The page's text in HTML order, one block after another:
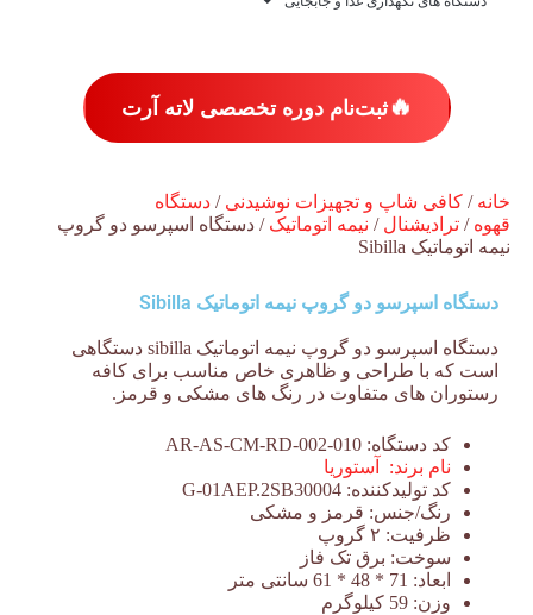
🔥ثبت‌نام دوره تخصصی لاته آرت
خانه / کافی شاپ و تجهیزات نوشیدنی / دستگاه
قهوه / ترادیشنال / نیمه اتوماتیک / دستگاه اسپرسو دو گروپ
نیمه اتوماتیک Sibilla
دستگاه اسپرسو دو گروپ نیمه اتوماتیک Sibilla
دستگاه اسپرسو دو گروپ نیمه اتوماتیک sibilla دستگاهی
است که با طراحی و ظاهری خاص مناسب برای کافه
رستوران های متفاوت در رنگ های مشکی و قرمز.
کد دستگاه: AR-AS-CM-RD-002-010
نام برند:
آستوریا
کد تولیدکننده: G-01AEP.2SB30004
رنگ/جنس: قرمز و مشکی
ظرفیت: ۲ گروپ
سوخت: برق تک فاز
ابعاد: 71 * 48 * 61 سانتی متر
وزن: 59 کیلوگرم